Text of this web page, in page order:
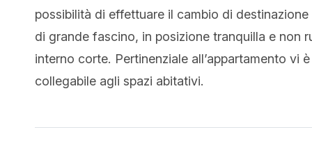
possibilità di effettuare il cambio di
di grande fascino, in posizione tranquilla e non
interno corte. Pertinenziale all’appartamento vi
collegabile agli spazi abitativi.